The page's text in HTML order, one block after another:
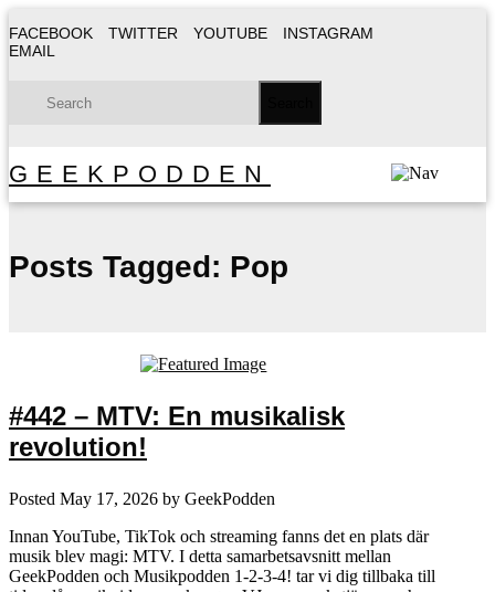
FACEBOOK TWITTER YOUTUBE
INSTAGRAM
EMAIL
GEEKPODDEN
Posts Tagged: Pop
#442 – MTV: En musikalisk
revolution!
Posted May 17, 2026 by GeekPodden
Innan YouTube, TikTok och streaming fanns det en plats där
musik blev magi: MTV. I detta samarbetsavsnitt mellan
GeekPodden och Musikpodden 1-2-3-4! tar vi dig tillbaka till